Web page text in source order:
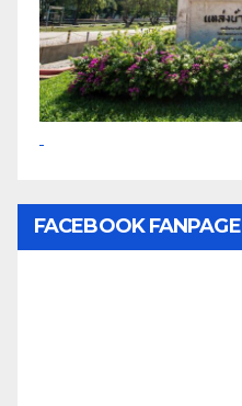
FACEBOOK FANPAGE